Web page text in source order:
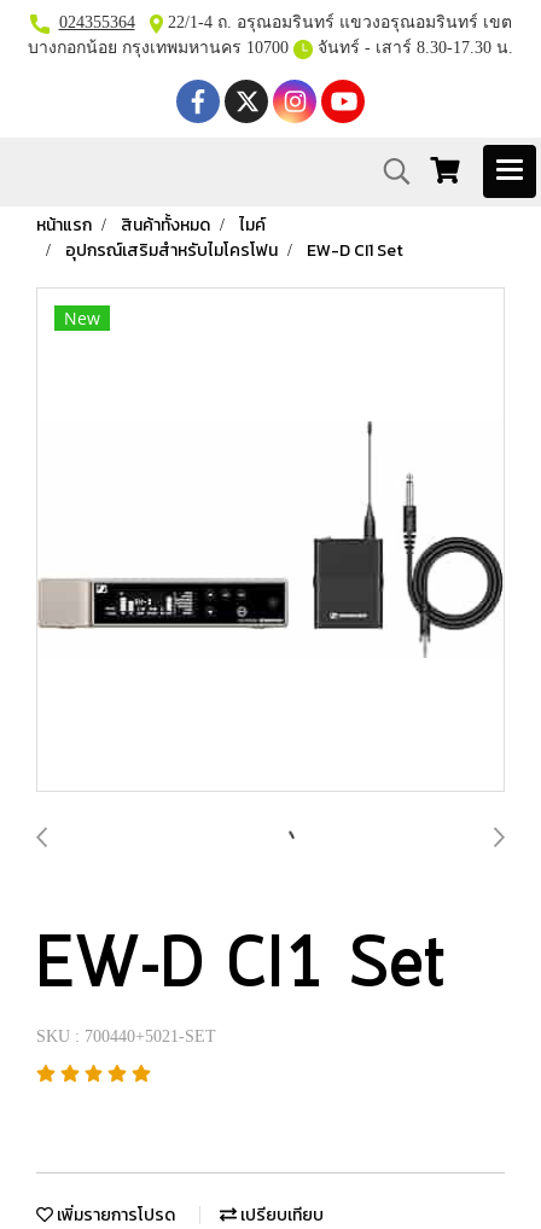
024355364
22/1-4 ถ. อรุณอมรินทร์ แขวงอรุณอมรินทร์ เขต
บางกอกน้อย กรุงเทพมหานคร 10700
จันทร์ - เสาร์ 8.30-17.30 น.
หน้าแรก สินค้าทั้งหมด
ไมค์
อุปกรณ์เสริมสำหรับไมโครโฟน
EW-D CI1 Set
New
EW-D CI1 Set
SKU : 700440+5021-SET
เพิ่มรายการโปรด เปรียบเทียบ